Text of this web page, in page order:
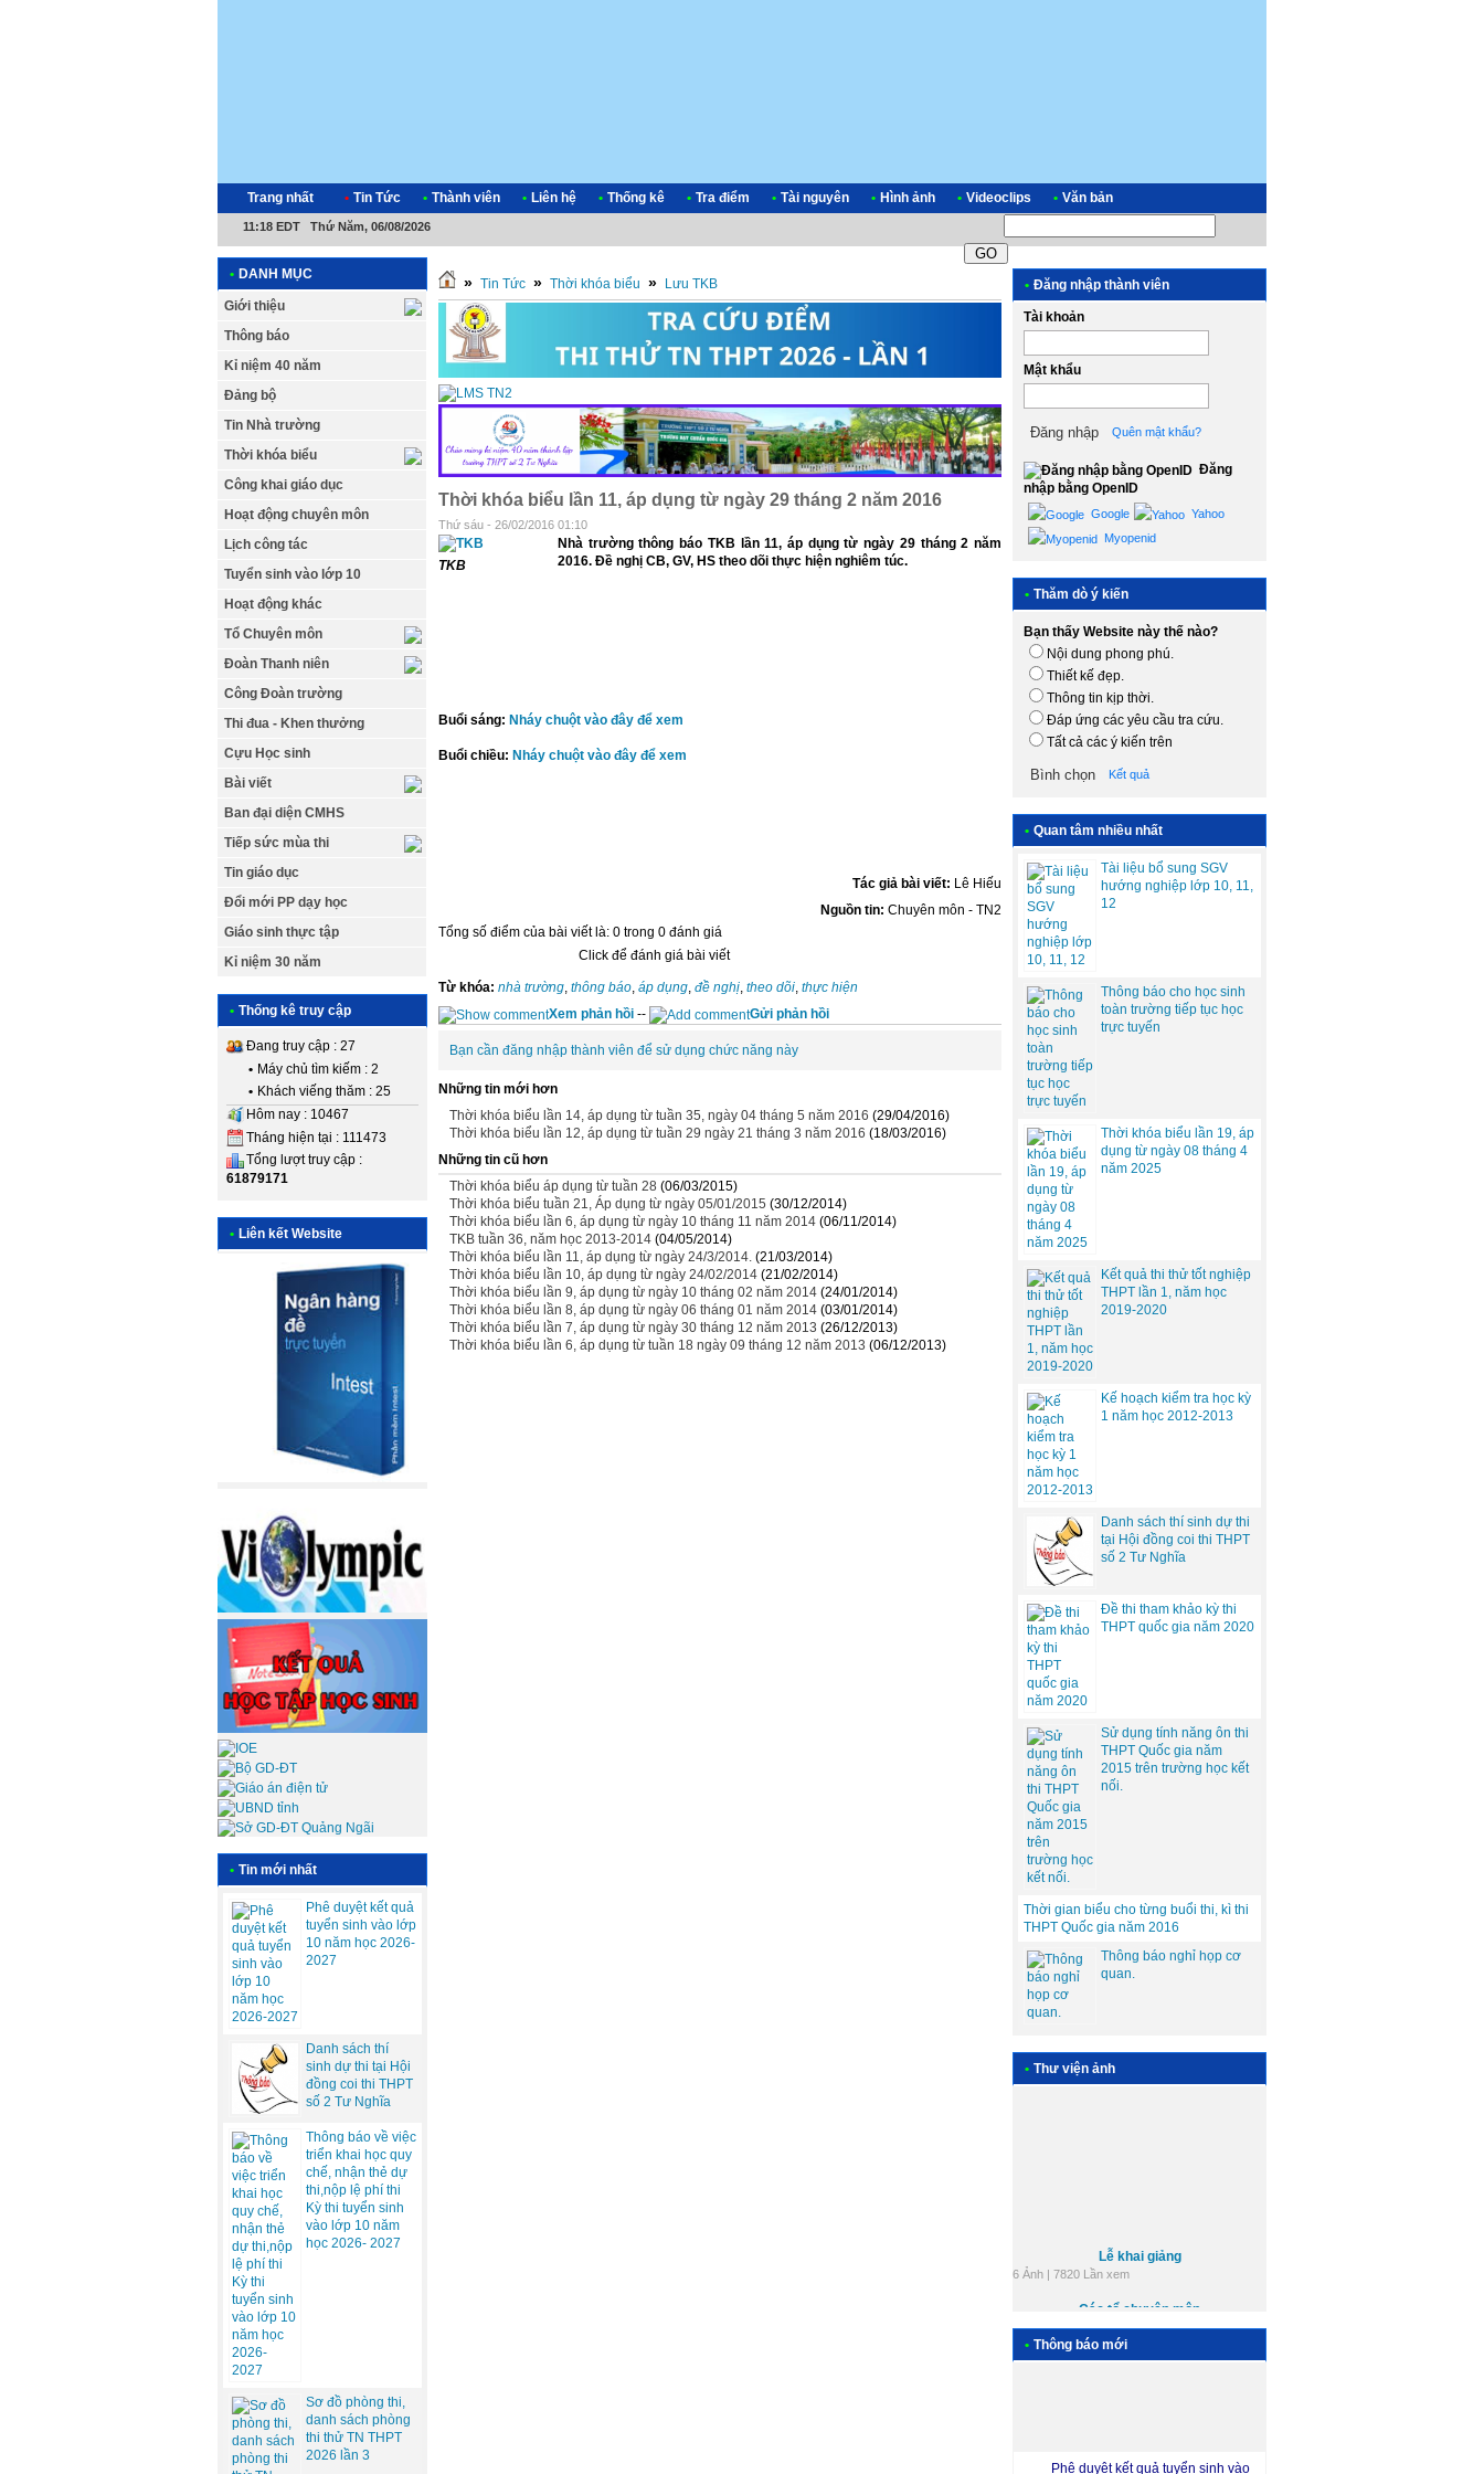
Trang nhất • Tin Tức • Thành viên • Liên hệ • Thống kê • Tra điểm • Tài nguyên • Hình ảnh • Videoclips • Văn bản
11:18 EDT Thứ Năm, 06/08/2026
• DANH MỤC
Giới thiệu
Thông báo
Kỉ niệm 40 năm
Đảng bộ
Tin Nhà trường
Thời khóa biểu
Công khai giáo dục
Hoạt động chuyên môn
Lịch công tác
Tuyển sinh vào lớp 10
Hoạt động khác
Tổ Chuyên môn
Đoàn Thanh niên
Công Đoàn trường
Thi đua - Khen thưởng
Cựu Học sinh
Bài viết
Ban đại diện CMHS
Tiếp sức mùa thi
Tin giáo dục
Đổi mới PP dạy học
Giáo sinh thực tập
Kỉ niệm 30 năm
• Thống kê truy cập
Đang truy cập : 27
• Máy chủ tìm kiếm : 2
• Khách viếng thăm : 25
Hôm nay : 10467
Tháng hiện tại : 111473
Tổng lượt truy cập :
61879171
• Liên kết Website
• Tin mới nhất
Phê duyệt kết quả
tuyển sinh vào lớp
10 năm học 2026-
2027
Danh sách thí
sinh dự thi tại Hội
đồng coi thi THPT
số 2 Tư Nghĩa
Thông báo về việc
triển khai học quy
chế, nhận thẻ dự
thi,nộp lệ phí thi
Kỳ thi tuyển sinh
vào lớp 10 năm
học 2026- 2027
Sơ đồ phòng thi,
danh sách phòng
thi thử TN THPT
2026 lần 3
» Tin Tức » Thời khóa biểu » Lưu TKB
Thời khóa biểu lần 11, áp dụng từ ngày 29 tháng 2 năm 2016
Thứ sáu - 26/02/2016 01:10
TKB
Nhà trường thông báo TKB lần 11, áp dụng từ ngày 29 tháng 2 năm
2016. Đề nghị CB, GV, HS theo dõi thực hiện nghiêm túc.
Buổi sáng: Nháy chuột vào đây để xem
Buổi chiều: Nháy chuột vào đây để xem
Tác giả bài viết: Lê Hiếu
Nguồn tin: Chuyên môn - TN2
Tổng số điểm của bài viết là: 0 trong 0 đánh giá
Click để đánh giá bài viết
Từ khóa: nhà trường, thông báo, áp dụng, đề nghị, theo dõi, thực hiện
Xem phản hồi -- Gửi phản hồi
Bạn cần đăng nhập thành viên để sử dụng chức năng này
Những tin mới hơn
Thời khóa biểu lần 14, áp dụng từ tuần 35, ngày 04 tháng 5 năm 2016 (29/04/2016)
Thời khóa biểu lần 12, áp dụng từ tuần 29 ngày 21 tháng 3 năm 2016 (18/03/2016)
Những tin cũ hơn
Thời khóa biểu áp dụng từ tuần 28 (06/03/2015)
Thời khóa biểu tuần 21, Áp dụng từ ngày 05/01/2015 (30/12/2014)
Thời khóa biểu lần 6, áp dụng từ ngày 10 tháng 11 năm 2014 (06/11/2014)
TKB tuần 36, năm học 2013-2014 (04/05/2014)
Thời khóa biểu lần 11, áp dụng từ ngày 24/3/2014. (21/03/2014)
Thời khóa biểu lần 10, áp dụng từ ngày 24/02/2014 (21/02/2014)
Thời khóa biểu lần 9, áp dụng từ ngày 10 tháng 02 năm 2014 (24/01/2014)
Thời khóa biểu lần 8, áp dụng từ ngày 06 tháng 01 năm 2014 (03/01/2014)
Thời khóa biểu lần 7, áp dụng từ ngày 30 tháng 12 năm 2013 (26/12/2013)
Thời khóa biểu lần 6, áp dụng từ tuần 18 ngày 09 tháng 12 năm 2013 (06/12/2013)
• Đăng nhập thành viên
Tài khoản
Mật khẩu
Quên mật khẩu?
Đăng
nhập bằng OpenID
Google
Yahoo
Myopenid
• Thăm dò ý kiến
Bạn thấy Website này thế nào?
Nội dung phong phú.
Thiết kế đẹp.
Thông tin kịp thời.
Đáp ứng các yêu cầu tra cứu.
Tất cả các ý kiến trên
Kết quả
• Quan tâm nhiều nhất
Tài liệu bổ sung SGV
hướng nghiệp lớp 10, 11,
12
Thông báo cho học sinh
toàn trường tiếp tục học
trực tuyến
Thời khóa biểu lần 19, áp
dụng từ ngày 08 tháng 4
năm 2025
Kết quả thi thử tốt nghiệp
THPT lần 1, năm học
2019-2020
Kế hoạch kiểm tra học kỳ
1 năm học 2012-2013
Danh sách thí sinh dự thi
tại Hội đồng coi thi THPT
số 2 Tư Nghĩa
Đề thi tham khảo kỳ thi
THPT quốc gia năm 2020
Sử dụng tính năng ôn thi
THPT Quốc gia năm
2015 trên trường học kết
nối.
Thời gian biểu cho từng buổi thi, kì thi
THPT Quốc gia năm 2016
Thông báo nghỉ họp cơ
quan.
• Thư viện ảnh
Lễ khai giảng
6 Ảnh | 7820 Lần xem
Các tổ chuyên môn
+ Xem tất cả
• Thông báo mới
Phê duyệt kết quả tuyển sinh vào